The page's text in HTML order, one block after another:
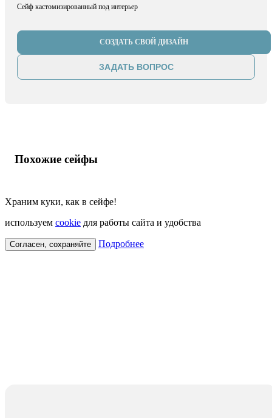
Сейф кастомизированный под интерьер
СОЗДАТЬ СВОЙ ДИЗАЙН
ЗАДАТЬ ВОПРОС
Похожие сейфы
Храним куки, как в сейфе!
используем cookie для работы сайта и удобства
Согласен, сохраняйте Подробнее